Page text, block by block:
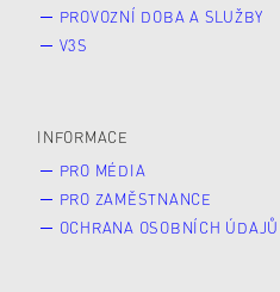
PROVOZNÍ DOBA A SLUŽBY
V3S
INFORMACE
PRO MÉDIA
PRO ZAMĚSTNANCE
OCHRANA OSOBNÍCH ÚDAJŮ